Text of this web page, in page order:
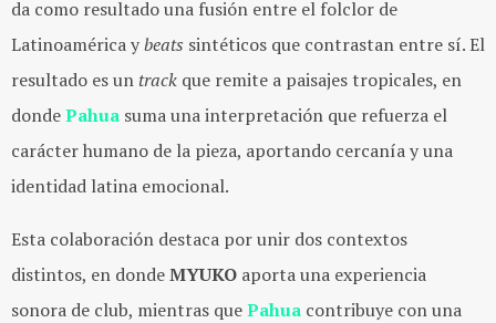
da como resultado una fusión entre el folclor de
Latinoamérica ybeats sintéticos que contrastan entre sí. El
resultado es un track que remite a paisajes tropicales, en
dondePahua suma una interpretación que refuerza el
carácter humano de la pieza, aportando cercanía y una
identidad latina emocional.
Esta colaboración destaca por unir dos contextos
distintos, en dondeMYUKO aporta una experiencia
sonora de club, mientras quePahua contribuye con una